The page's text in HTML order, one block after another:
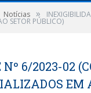
Notícias »
SETOR PÚBLICO)
6/2023-02